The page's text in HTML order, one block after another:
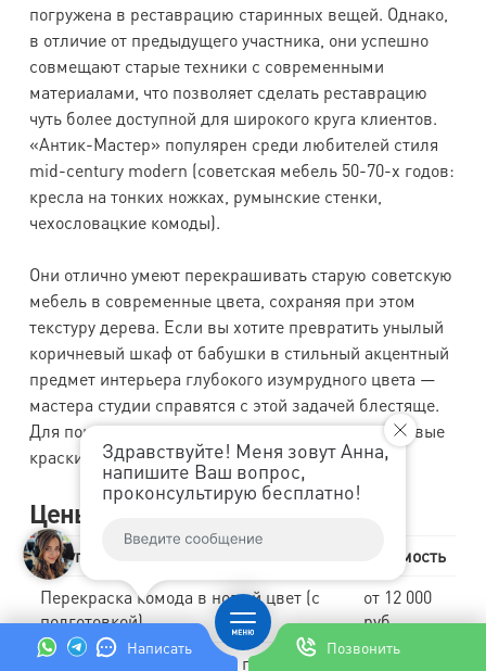
Написать Позвонить
Здравствуйте! Меня зовут Анна,
напишите Ваш вопрос,
проконсультирую бесплатно!
погружена в реставрацию старинных вещей. Однако,
в отличие от предыдущего участника, они успешно
совмещают старые техники с современными
материалами, что позволяет сделать реставрацию
чуть более доступной для широкого круга клиентов.
«Антик-Мастер» популярен среди любителей стиля
mid-century modern (советская мебель 50-70-х годов:
кресла на тонких ножках, румынские стенки,
чехословацкие комоды).
Они отлично умеют перекрашивать старую советскую
мебель в современные цвета, сохраняя при этом
текстуру дерева. Если вы хотите превратить унылый
коричневый шкаф от бабушки в стильный акцентный
предмет интерьера глубокого изумрудного цвета —
мастера студии справятся с этой задачей блестяще.
Для покраски они используют экологичные меловые
краски и полиуретановые эмали Renner.
Цены на услуги (Антик-Мастер)
Услуга
Стоимость
Перекраска комода в новый цвет (с
подготовкой)
от 12 000
руб.
Реставрация кресла 60-х годов